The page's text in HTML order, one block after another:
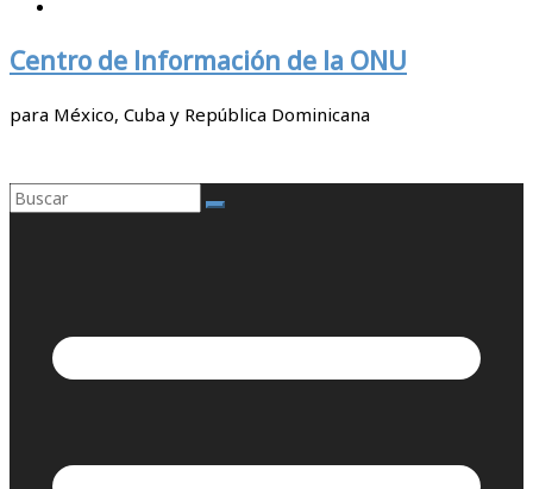
Centro de Información de la ONU
para México, Cuba y República Dominicana